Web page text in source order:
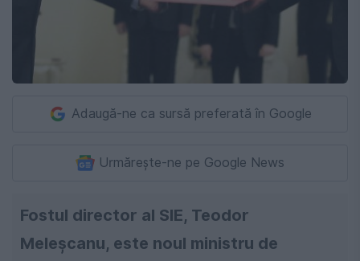
Adaugă-ne ca sursă preferată în Google
Urmărește-ne pe Google News
Fostul director al SIE, Teodor
Meleșcanu, este noul ministru de